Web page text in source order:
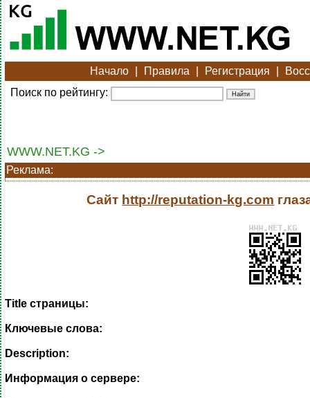
Начало Правила Регистрация
Поиск по рейтингу:
WWW.NET.KG ->
Реклама:
Сайт http://reputation-kg.com
Title страницы:
Ключевые слова:
Description:
Информация о сервере: